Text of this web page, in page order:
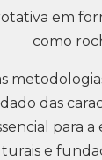
em
como
das
para
e